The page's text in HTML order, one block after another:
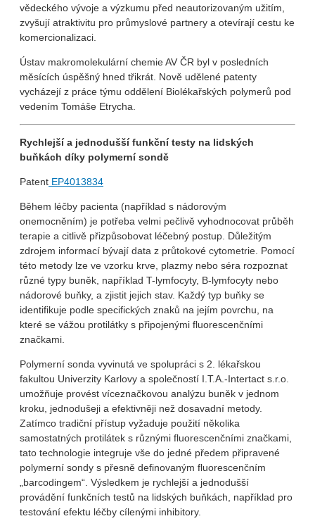
vědeckého vývoje a výzkumu před neautorizovaným užitím,
zvyšují atraktivitu pro průmyslové partnery a otevírají cestu ke
komercionalizaci.
Ústav makromolekulární chemie AV ČR byl v posledních
měsících úspěšný hned třikrát. Nově udělené patenty
vycházejí z práce týmu oddělení Biolékařských polymerů pod
vedením Tomáše Etrycha.
Rychlejší a jednodušší funkční testy na lidských
buňkách díky polymerní sondě
Patent EP4013834
Během léčby pacienta (například s nádorovým
onemocněním) je potřeba velmi pečlivě vyhodnocovat průběh
terapie a citlivě přizpůsobovat léčebný postup. Důležitým
zdrojem informací bývají data z průtokové cytometrie. Pomocí
této metody lze ve vzorku krve, plazmy nebo séra rozpoznat
různé typy buněk, například T-lymfocyty, B-lymfocyty nebo
nádorové buňky, a zjistit jejich stav. Každý typ buňky se
identifikuje podle specifických znaků na jejím povrchu, na
které se vážou protilátky s připojenými fluorescenčními
značkami.
Polymerní sonda vyvinutá ve spolupráci s 2. lékařskou
fakultou Univerzity Karlovy a společností I.T.A.-Intertact s.r.o.
umožňuje provést víceznačkovou analýzu buněk v jednom
kroku, jednodušeji a efektivněji než dosavadní metody.
Zatímco tradiční přístup vyžaduje použití několika
samostatných protilátek s různými fluorescenčními značkami,
tato technologie integruje vše do jedné předem připravené
polymerní sondy s přesně definovaným fluorescenčním
„barcodingem“. Výsledkem je rychlejší a jednodušší
provádění funkčních testů na lidských buňkách, například pro
testování efektu léčby cílenými inhibitory.